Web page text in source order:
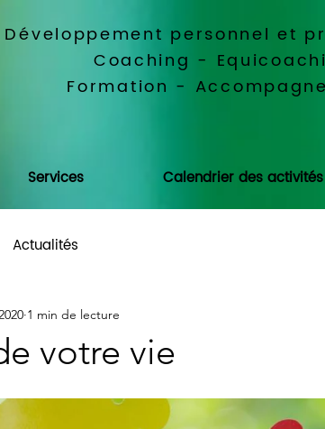
Développement personnel et
Coaching -
Formation -
Services Calendrier des activités
Actualités
votre vie
1 min de lecture